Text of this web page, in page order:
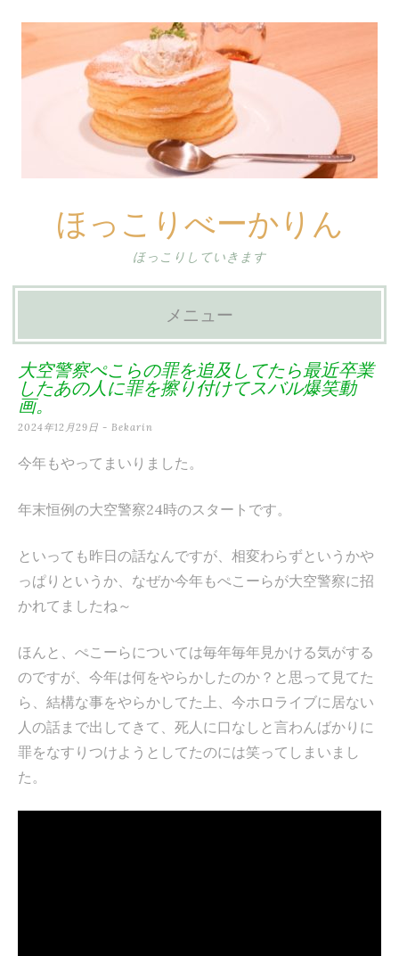
ほっこりべーかりん
ほっこりしていきます
メニュー
ン
テ
ツ
へ
キ
ッ
大空警察ぺこらの罪を追及してたら最近卒業
したあの人に罪を擦り付けてスバル爆笑動
画。
2024年12月29日 - Bekarin
今年もやってまいりました。
年末恒例の大空警察24時のスタートです。
といっても昨日の話なんですが、相変わらずというかや
っぱりというか、なぜか今年もぺこーらが大空警察に招
かれてましたね～
ほんと、ぺこーらについては毎年毎年見かける気がする
のですが、今年は何をやらかしたのか？と思って見てた
ら、結構な事をやらかしてた上、今ホロライブに居ない
人の話まで出してきて、死人に口なしと言わんばかりに
罪をなすりつけようとしてたのには笑ってしまいまし
た。